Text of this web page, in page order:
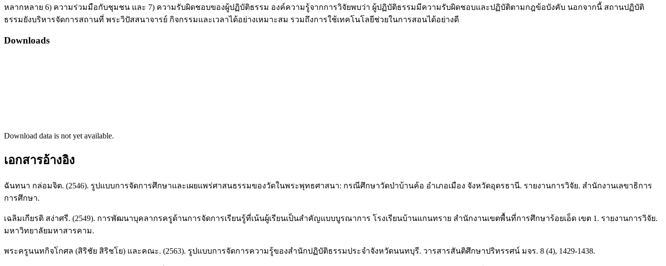
หลากหลาย 6) ความร่วมมือกับชุมชน และ 7) ความรับผิดชอบของผู้ปฏิบัติธรรม องค์ความรู้จากการวิจัยพบว่า ผู้ปฏิบัติธรรมมีความรับผิดชอบและปฏิบัติตามกฎข้อบังคับ นอกจากนี้ สถานปฏิบัติ
ธรรมยังบริหารจัดการสถานที่ พระวิปัสสนาจารย์ กิจกรรมและเวลาได้อย่างเหมาะสม รวมถึงการใช้เทคโนโลยีช่วยในการสอนได้อย่างดี
Downloads
Download data is not yet available.
เอกสารอ้างอิง
ฉันทนา กล่อมจิต. (2546). รูปแบบการจัดการศึกษาและเผยแพร่ศาสนธรรมของวัดในพระพุทธศาสนา: กรณีศึกษาวัดป่าบ้านค้อ อำเภอเมือง จังหวัดอุดรธานี. รายงานการวิจัย. สำนักงานเลขาธิการ
การศึกษา.
เฉลิมเกียรติ สง่าศรี. (2549). การพัฒนาบุคลากรครูด้านการจัดการเรียนรู้ที่เน้นผู้เรียนเป็นสำคัญแบบบูรณาการ โรงเรียนบ้านแกนทราย สำนักงานเขตพื้นที่การศึกษาร้อยเอ็ด เขต 1. รายงานการวิจัย.
มหาวิทยาลัยมหาสารคาม.
พระครูนนทกิจโกศล (สิริชัย สิริชโย) และคณะ. (2563). รูปแบบการจัดการความรู้ของสำนักปฏิบัติธรรมประจำจังหวัดนนทบุรี. วารสารสันติศึกษาปริทรรศน์ มจร. 8 (4), 1429-1438.